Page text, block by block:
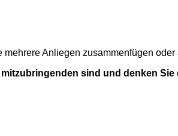
Anliegen zusammenfügen
sind und denken